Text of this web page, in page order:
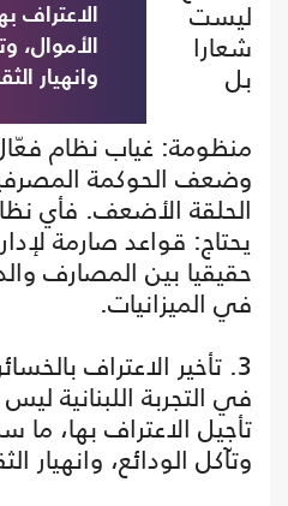
الاعتراف
الأموال،
وانهيار
ليست
شعارا
بل
منظومة: غياب نظام
وضعف الحوكمة
الحلقة الأضعف. فأي
يحتاج: قواعد صارمة
حقيقيا بين المصارف
في الميزانيات.
3. تأخير الاعتراف
في التجربة اللبنانية
تأجيل الاعتراف بها، ما
وتآكل الودائع، وانهيار